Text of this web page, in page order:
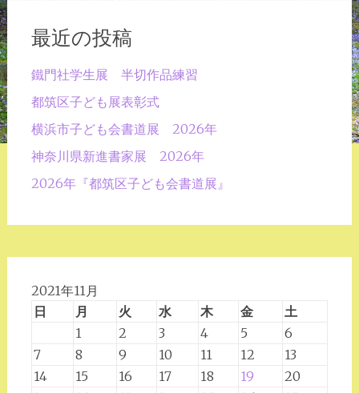
ナ
ビ
ゲ
ー
シ
ョ
最近の投稿
鐵門社学生展 半切作品練習
都筑区子ども展表彰式
横浜市子ども会書道展 2026年
神奈川県新進書家展 2026年
2026年『都筑区子ども会書道展』
2021年11月
日
月 火 水 木 金
土
1
2 3 4 5
6
7
8 9 10 11 12
13
14
15 16 17 18 19
20